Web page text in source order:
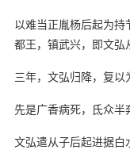
以难当正胤杨后起为
都王，镇武兴，即文弘
三年，文弘归降，复以
先是广香病死，氐众半
文弘遣从子后起进据白